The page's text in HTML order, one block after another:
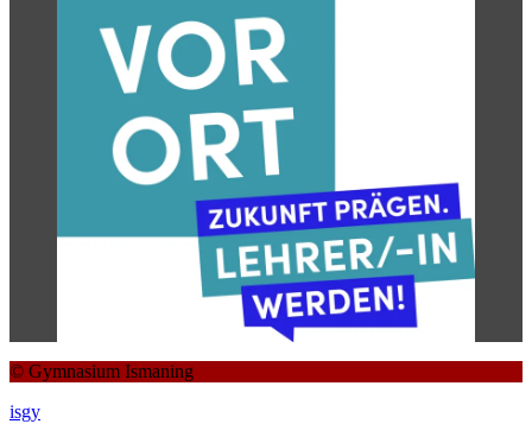
© Gymnasium Ismaning
isgy